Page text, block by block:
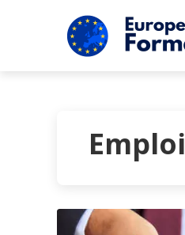
Emploi